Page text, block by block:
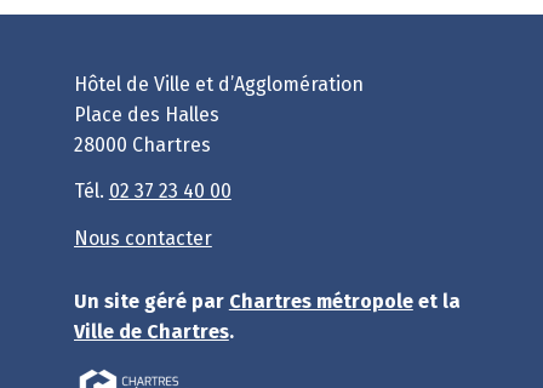
Hôtel de Ville et d’Agglomération
Place des Halles
28000 Chartres
Tél. 02 37 23 40 00
Nous contacter
Un site géré par Chartres métropoleet la
Ville de Chartres.